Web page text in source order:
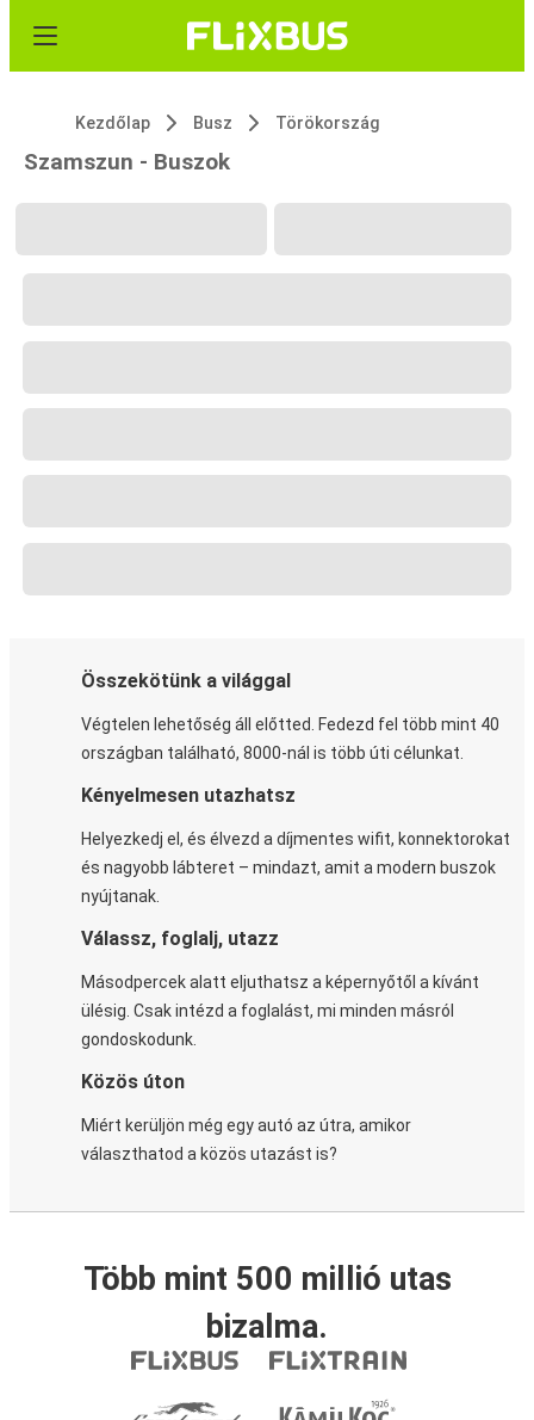
Kezdőlap Busz Törökország
Szamszun - Buszok
Összekötünk a világgal
Végtelen lehetőség áll előtted. Fedezd fel több mint 40
országban található, 8000-nál is több úti célunkat.
Kényelmesen utazhatsz
Helyezkedj el, és élvezd a díjmentes wifit, konnektorokat
és nagyobb lábteret – mindazt, amit a modern buszok
nyújtanak.
Válassz, foglalj, utazz
Másodpercek alatt eljuthatsz a képernyőtől a kívánt
ülésig. Csak intézd a foglalást, mi minden másról
gondoskodunk.
Közös úton
Miért kerüljön még egy autó az útra, amikor
választhatod a közös utazást is?
Több mint 500 millió utas
bizalma.